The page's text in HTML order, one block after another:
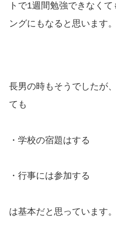
トで1週間勉強できなく
ングにもなると思います。
長男の時もそうでしたが
ても
・学校の宿題はする
・行事には参加する
は基本だと思っています。